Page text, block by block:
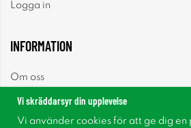
Logga in
INFORMATION
Om oss
Vi skräddarsyr din upplevelse
Vi använder cookies för att ge dig en